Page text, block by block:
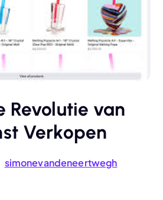
Revolutie van
Verkopen
simonevandeneertwegh